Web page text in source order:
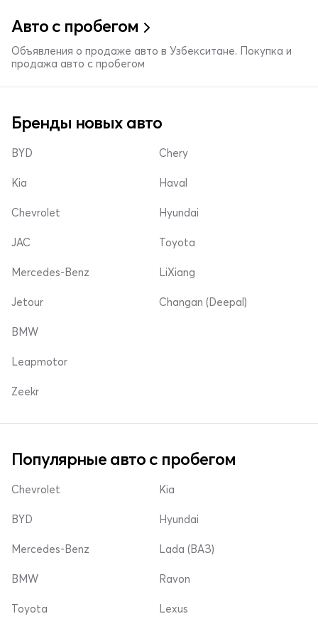
Авто с пробегом
Объявления о продаже авто в Узбекситане. Покупка и
продажа авто с пробегом
Бренды новых авто
BYD
Kia
Chevrolet
Chery
Haval
Hyundai
JAC
Mercedes-Benz
Jetour
Toyota
LiXiang
Changan (Deepal)
BMW
Leapmotor
Zeekr
Популярные авто с пробегом
Chevrolet
BYD
Mercedes-Benz
Kia
Hyundai
Lada (ВАЗ)
BMW
Toyota
Ravon
Lexus